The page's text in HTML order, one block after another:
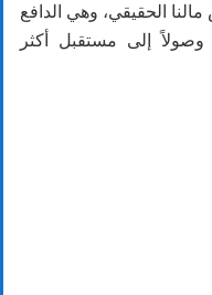
الحقيقي، وهي الدافع
وصولاً إلى مستقبل أكثر